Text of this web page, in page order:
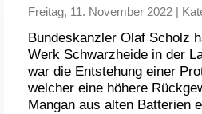
Freitag, 11. November 2022 |
Bundeskanzler Olaf Scholz
Werk Schwarzheide in der
war die Entstehung einer
welcher eine höhere
Mangan aus alten Batterien